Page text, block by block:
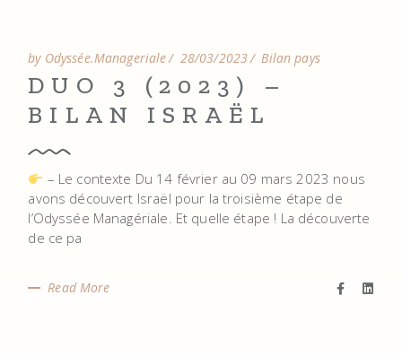
by Odyssée.Manageriale 28/03/2023 Bilan pays
DUO 3 (2023) –
BILAN ISRAËL
– Le contexte Du 14 février au 09 mars 2023 nous
avons découvert Israël pour la troisième étape de
l’Odyssée Managériale. Et quelle étape ! La découverte
de ce pa
Read More